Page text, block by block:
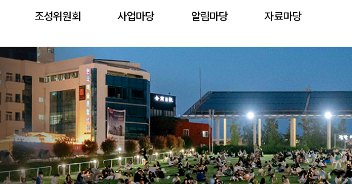
조성위원회 사업마당 알림마당 자료마당